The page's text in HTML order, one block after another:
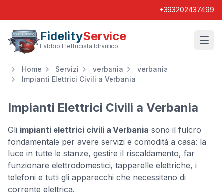
+393202437499
FidelityService
Fabbro Elettricista Idraulico
Home Servizi verbania
verbania
Impianti Elettrici Civili a Verbania
Impianti Elettrici Civili a Verbania
Gli impianti elettrici civili a Verbania sono il fulcro
fondamentale per avere servizi e comodità a casa: la
luce in tutte le stanze, gestire il riscaldamento, far
funzionare elettrodomestici, tapparelle elettriche, i
telefoni e tutti gli apparecchi che necessitano di
corrente elettrica.